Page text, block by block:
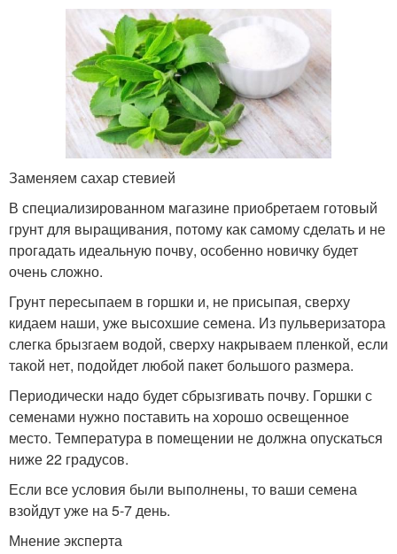
Заменяем сахар стевией
В специализированном магазине приобретаем готовый
грунт для выращивания, потому как самому сделать и не
прогадать идеальную почву, особенно новичку будет
очень сложно.
Грунт пересыпаем в горшки и, не присыпая, сверху
кидаем наши, уже высохшие семена. Из пульверизатора
слегка брызгаем водой, сверху накрываем пленкой, если
такой нет, подойдет любой пакет большого размера.
Периодически надо будет сбрызгивать почву. Горшки с
семенами нужно поставить на хорошо освещенное
место. Температура в помещении не должна опускаться
ниже 22 градусов.
Если все условия были выполнены, то ваши семена
взойдут уже на 5-7 день.
Мнение эксперта